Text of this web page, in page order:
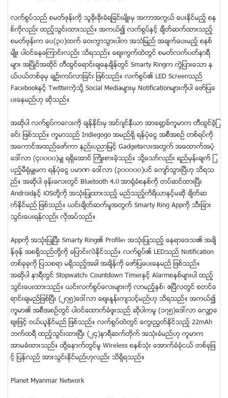
လက္စြပ္သည္ စမတ္ဖုန္းကို သူခိုးခိုးခံရျခင္းမ်ိဳးမွ အကာအကြယ္ ေပးႏုိင္မည့္ စန
စ္ကိုလည္း ထည့္သြင္းထားသည္။ အကယ္၍ လက္စြပ္ႏွင့္ ခ်ိ္တ္ဆက္ထားသည့္
စမတ္ဖုန္းက ေပ(၃၀)ထက္ ေဝးကြာသြားပါက အသံျမည္ အခ်က္ေပးမည့္ စနစ္
မ်ိဳး ပါဝင္ေနေၾကာင္းလည္း သိရသည္။ ေစ်းကြက္ထဲတြင္ စမတ္လက္ပတ္နာရီ
မ်ား အၿပိဳင္အဆိုင္ တီထြင္ေရာင္းခ်ေနခ်ိန္တြင္ Smarty Ringက ကြဲျပားေသာ န
ယ္ပယ္တစ္ခုမွ ခ်ဥ္းကပ္လာျခင္း ျဖစ္သည္။ လက္စြပ္၏ LED Screenသည္
Facebookႏွင့္ Twitterကဲ့သို႔ Social Mediaမ်ားမွ Notificationမ်ားကိုပါ ေဖာ္ျပေ
ပးေနမည္ဟု ဆိုသည္။
အဆုိပါ လက္စြပ္ကေလးကို ခ်န္ႏိုင္းမွ အင္ဂ်င္နီယာ အာေရွာ့ခ္ကူမာက တီထြင္ခဲ့ျ
ခင္း ျဖစ္သည္။ ကူမာသည္ Indiegogo အမည္ရွိ ရန္ပံုေငြ အစီအစဥ္ တစ္ရပ္ကို
အေကာင္အထည္ေဖာ္ကာ နည္းပညာျမင့္ Gadgetေလးအတြက္ အေထာက္အပံ့
ေဒၚလာ (၄၀၀၀၀)မွ် ရရွိေအာင္ ႀကိဳးစားခဲ့သည္။ သို႔ေသာ္လည္း ရည္မွန္းခ်က္ ျ
ပည့္မီရံုမွ်မက ရန္ပံုေငြ ပမာဏ ေဒၚလာ (၃၀၀၀၀၀)ပင္ ေက်ာ္သြားၿပီဟု သိရသ
ည္။ အဆိုပါ ဖုန္းေလးတြင္ Bluetooth 4.0 အာရံုခံစနစ္ကို တပ္ဆင္ထားၿပီး
Androidႏွင့္ iOSတို႔ကို အသံုးျပဳထားသည့္ မည္သည့္ကိရိယာႏွင့္မဆို ခ်ိတ္ဆ
က္ႏုိင္မည္ ျဖစ္သည္။ ယင္းခ်ိတ္ဆက္မႈအတြက္ Smarty Ring Appကို သီးျခား
သြင္းေပးရန္လည္း လိုအပ္သည္။
Appကို အသံုးျပဳၿပီး Smarty Ring၏ Profile၊ အသံုးျပဳသည့္ ေနရာေဒသ၏ အခ်ိ
န္ဇုန္ အစရွိသည္တို႔ကို ေျပာင္းလဲႏိုင္သည္။ လက္စြပ္၏ LEDသည္ Notification
တစ္ခုခုကို ျပသစရာ မရွိသည့္အခါ အခ်ိန္ကို ေဖာ္ျပေပးေနမည္ ျဖစ္သည္။
အဆိုပါ နာရီတြင္ Stopwatch၊ Countdown Timerႏွင့္ Alarmစနစ္မ်ားပါ ထည့္
သြင္းေပးထားသည္။ ယင္းလက္စြပ္ေလးမ်ားကို လာမည့္ႏွစ္၊ ဧၿပီလတြင္ စတင္ေ
ရာင္းခ်မည္ျဖစ္ၿပီး (၂၇၅)ေဒၚလာ ေစ်းႏႈန္းက်သင့္မည္ဟု သိရသည္။ အကယ္၍
ကူမာ၏ အစီအစဥ္တြင္ ပါဝင္ေထာက္ခံဖူးသည္ ဆိုပါကမူ (၁၇၅)ေဒၚလာ ေလွ်ာ့ေ
စ်းျဖင့္ ဝယ္ယူႏုိင္မည္ ျဖစ္သည္။ လက္စြပ္ထဲတြင္ ေကြးညြတ္ႏိုင္သည့္ 22mAh
ဘက္ထရီ ထည့္သြင္းထားၿပီး (၂၄)နာရီဆက္တိုက္ အသံုးခံမည္ဟု ကူမာက
အာမခံထားသည္။ ထို႔ေနာက္တြင္မူ Wireless စနစ္သံုး ေအာက္ခံခံုငယ္ တစ္ခုျဖ
င့္ ျပန္လည္ အားသြင္းႏုိင္မည္ဟုလည္း သိရွိရသည္။
Planet Myanmar Network